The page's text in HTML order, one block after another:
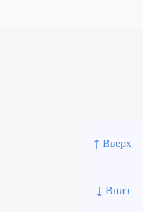
↑ Вверх
↓ Вниз